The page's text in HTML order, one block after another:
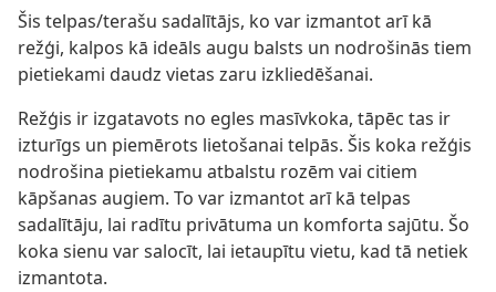
Šis telpas/terašu sadalītājs, ko var izmantot arī kā
režģi, kalpos kā ideāls augu balsts un nodrošinās tiem
pietiekami daudz vietas zaru izkliedēšanai.
Režģis ir izgatavots no egles masīvkoka, tāpēc tas ir
izturīgs un piemērots lietošanai telpās. Šis koka režģis
nodrošina pietiekamu atbalstu rozēm vai citiem
kāpšanas augiem. To var izmantot arī kā telpas
sadalītāju, lai radītu privātuma un komforta sajūtu. Šo
koka sienu var salocīt, lai ietaupītu vietu, kad tā netiek
izmantota.